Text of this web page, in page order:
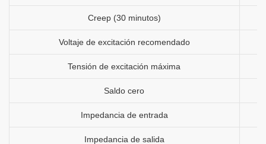
Creep (30 minutos)
Voltaje de excitación recomendado
Tensión de excitación máxima
Saldo cero
Impedancia de entrada
Impedancia de salida